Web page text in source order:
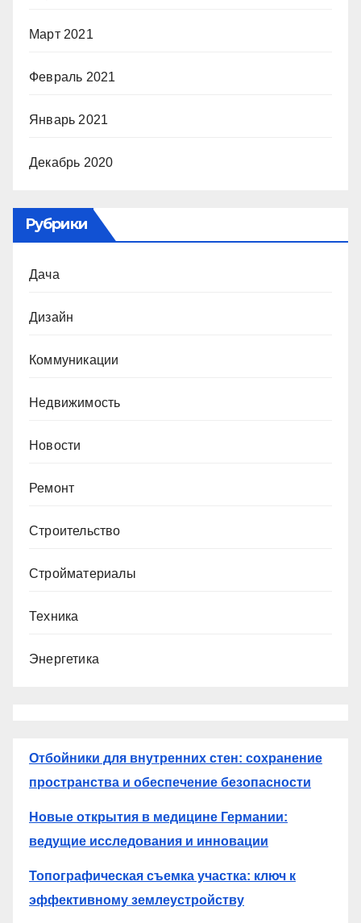
Март 2021
Февраль 2021
Январь 2021
Декабрь 2020
Рубрики
Дача
Дизайн
Коммуникации
Недвижимость
Новости
Ремонт
Строительство
Стройматериалы
Техника
Энергетика
Отбойники для внутренних стен: сохранение
пространства и обеспечение безопасности
Новые открытия в медицине Германии:
ведущие исследования и инновации
Топографическая съемка участка: ключ к
эффективному землеустройству